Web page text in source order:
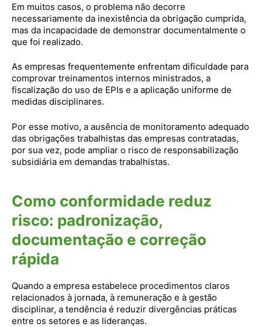
Em muitos casos, o problema não decorre
necessariamente da inexistência da obrigação cumprida,
mas da incapacidade de demonstrar documentalmente o
que foi realizado.
As empresas frequentemente enfrentam dificuldade para
comprovar treinamentos internos ministrados, a
fiscalização do uso de EPIs e a aplicação uniforme de
medidas disciplinares.
Por esse motivo, a ausência de monitoramento adequado
das obrigações trabalhistas das empresas contratadas,
por sua vez, pode ampliar o risco de responsabilização
subsidiária em demandas trabalhistas.
Como conformidade reduz
risco: padronização,
documentação e correção
rápida
Quando a empresa estabelece procedimentos claros
relacionados à jornada, à remuneração e à gestão
disciplinar, a tendência é reduzir divergências práticas
entre os setores e as lideranças.